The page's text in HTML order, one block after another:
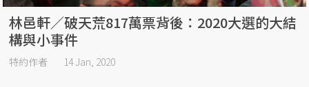
林邑軒／破天荒817萬票背後：2020大選的大結
構與小事件
特約作者 14 Jan, 2020